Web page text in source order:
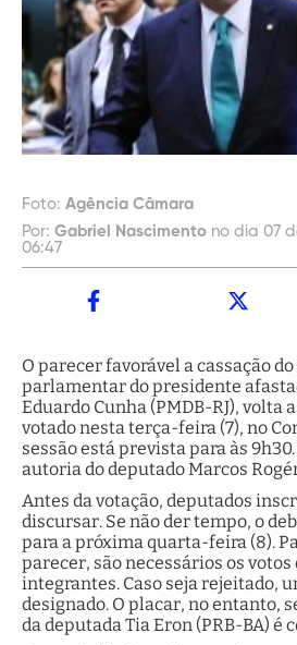
Foto: Agência Câmara
Por: Gabriel Nascimento no dia 07
06:47
O parecer favorável a cassação
parlamentar do presidente
Eduardo Cunha (PMDB-RJ), volta
votado nesta terça-feira (7), no
sessão está prevista para às
autoria do deputado Marcos
Antes da votação, deputados
discursar. Se não der tempo, o
para a próxima quarta-feira (8).
parecer, são necessários os votos
integrantes. Caso seja rejeitado,
designado. O placar, no entanto,
da deputada Tia Eron (PRB-BA) é